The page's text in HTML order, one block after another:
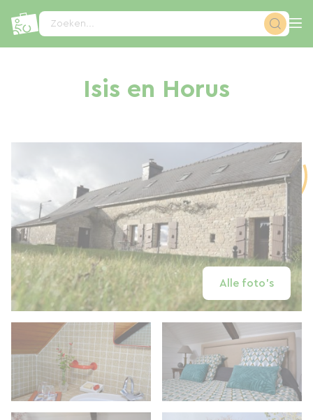
Zoeken...
Isis en Horus
Alle foto's
Cookies beheer paneel